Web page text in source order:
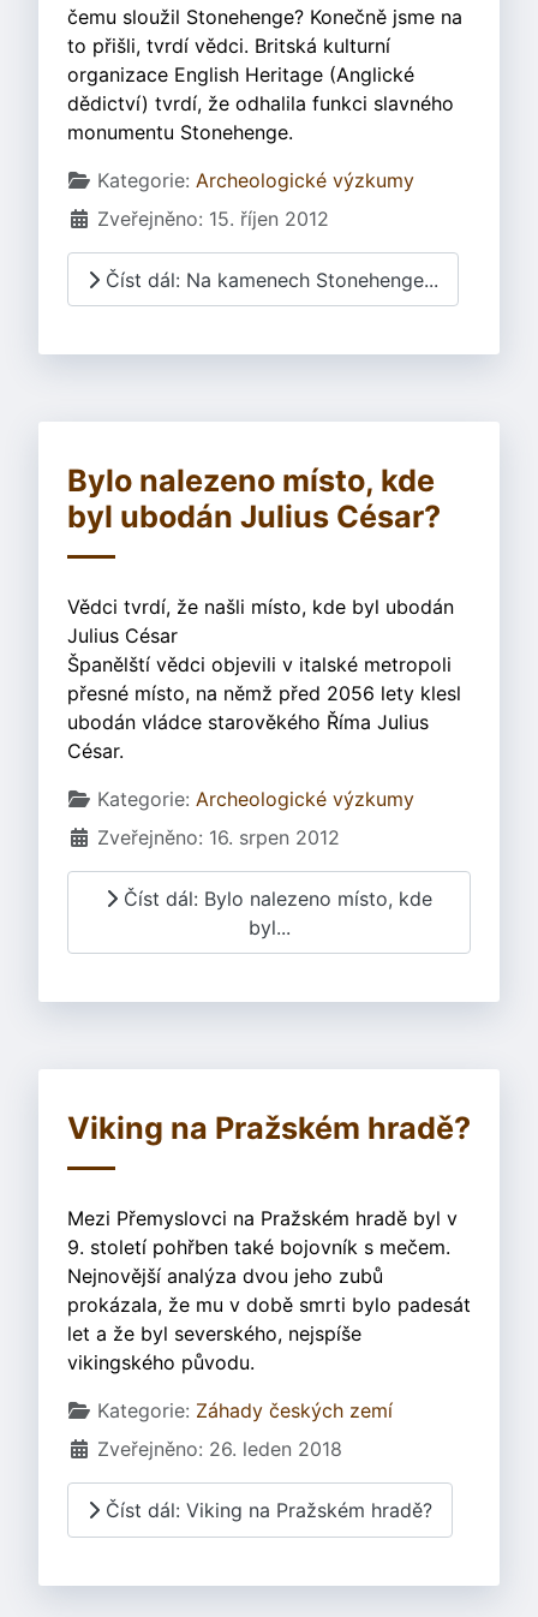
čemu sloužil Stonehenge? Konečně jsme na
to přišli, tvrdí vědci. Britská kulturní
organizace English Heritage (Anglické
dědictví) tvrdí, že odhalila funkci slavného
monumentu Stonehenge.
Základní údaje
Kategorie: Archeologické výzkumy
Zveřejněno: 15. říjen 2012
Číst dál: Na kamenech Stonehenge...
Bylo nalezeno místo, kde
byl ubodán Julius César?
Vědci tvrdí, že našli místo, kde byl ubodán
Julius César
Španělští vědci objevili v italské metropoli
přesné místo, na němž před 2056 lety klesl
ubodán vládce starověkého Říma Julius
César.
Základní údaje
Kategorie: Archeologické výzkumy
Zveřejněno: 16. srpen 2012
Číst dál: Bylo nalezeno místo, kde
byl...
Viking na Pražském hradě?
Mezi Přemyslovci na Pražském hradě byl v
9. století pohřben také bojovník s mečem.
Nejnovější analýza dvou jeho zubů
prokázala, že mu v době smrti bylo padesát
let a že byl severského, nejspíše
vikingského původu.
Základní údaje
Kategorie: Záhady českých zemí
Zveřejněno: 26. leden 2018
Číst dál: Viking na Pražském hradě?